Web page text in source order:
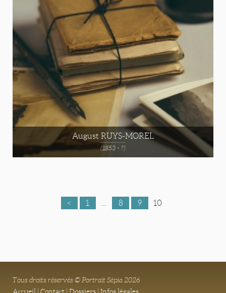
August RUYS-MOREL
(1853 - ?)
< 1 8 9 10
Tous droits réservés © Portrait Sépia 2026